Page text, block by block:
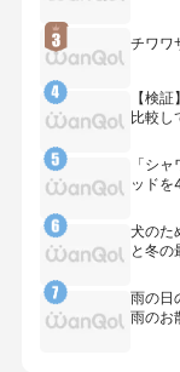
チワワ
【検
比較し
「シ
ッドを
犬のた
と冬の
雨の日
雨のお